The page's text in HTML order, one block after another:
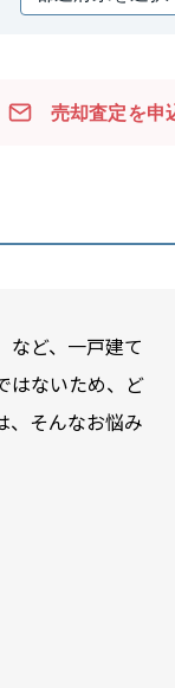
など、一戸建て
はないため、ど
、そんなお悩み